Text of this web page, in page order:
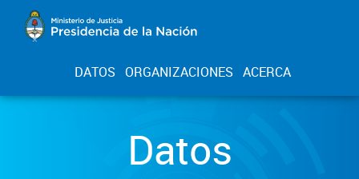
DATOS ORGANIZACIONES ACERCA
Datos